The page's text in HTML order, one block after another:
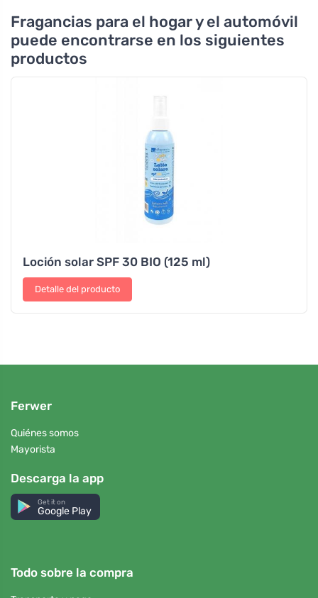
Fragancias para el hogar y el automóvil
puede encontrarse en los siguientes
productos
Loción solar SPF 30 BIO (125 ml)
Detalle del producto
Ferwer
Quiénes somos
Mayorista
Descarga la app
Get it on
Google Play
Todo sobre la compra